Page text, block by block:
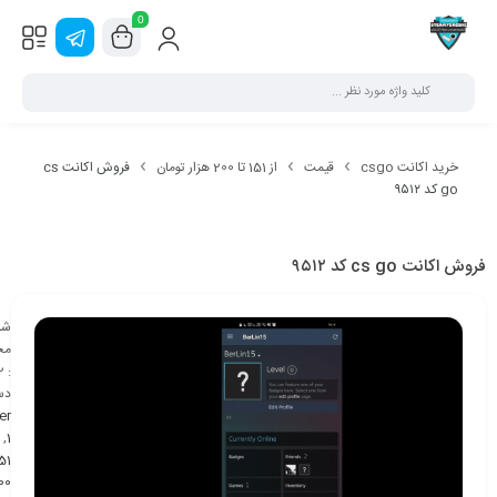
0
خرید اکانت csgo قیمت از 151 تا 200 هزار تومان
فروش اکانت cs
go کد ۹۵۱۲
فروش اکانت cs go کد ۹۵۱۲
:
1
,